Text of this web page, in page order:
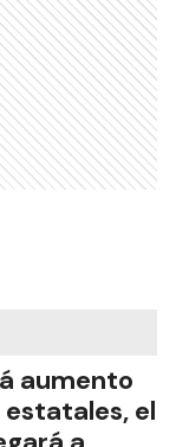
aumento
estatales, el